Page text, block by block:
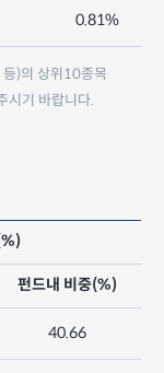
0.81%
)의 상위10종목
시기 바랍니다.
펀드내 비중(%)
40.66